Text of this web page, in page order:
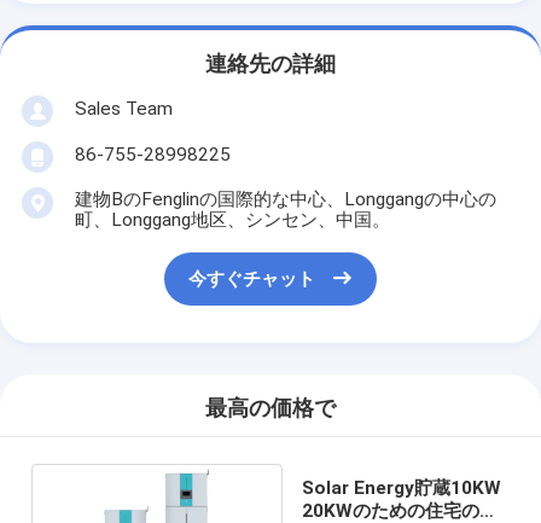
連絡先の詳細
Sales Team
86-755-28998225
建物BのFenglinの国際的な中心、Longgangの中心の
町、Longgang地区、シンセン、中国。
今すぐチャット
最高の価格で
Solar Energy貯蔵10KW
20KWのための住宅のリ